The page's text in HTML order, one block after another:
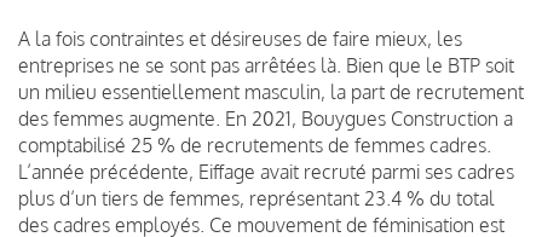
A la fois contraintes et désireuses de faire mieux, les
entreprises ne se sont pas arrêtées là. Bien que le BTP soit
un milieu essentiellement masculin, la part de recrutement
des femmes augmente. En 2021, Bouygues Construction a
comptabilisé 25 % de recrutements de femmes cadres.
L’année précédente, Eiffage avait recruté parmi ses cadres
plus d’un tiers de femmes, représentant 23.4 % du total
des cadres employés. Ce mouvement de féminisation est